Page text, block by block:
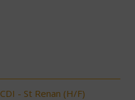
- St Renan (H/F)